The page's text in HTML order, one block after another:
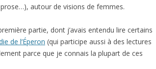
autour de visions de femmes.
partie, dont j’avais entendu lire certains
de l’Éperon (qui participe aussi à des lectures
parce que je connais la plupart de ces